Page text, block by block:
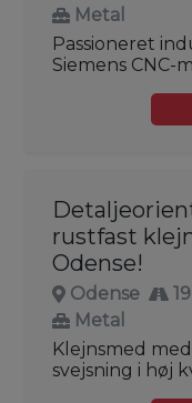
Metal
Passioneret
Siemens CNC-
rustfast
Odense!
Odense
Metal
Klejnsmed
svejsning i høj